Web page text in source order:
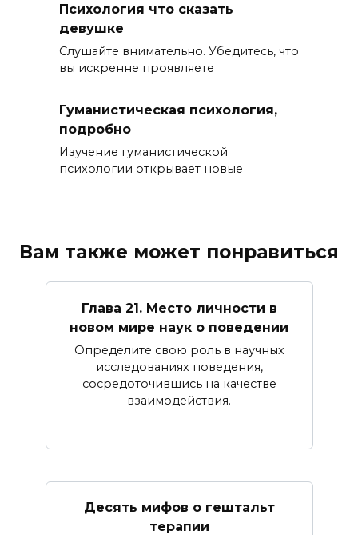
Психология что сказать
девушке
Слушайте внимательно. Убедитесь, что
вы искренне проявляете
Гуманистическая психология,
подробно
Изучение гуманистической
психологии открывает новые
Вам также может понравиться
Глава 21. Место личности в
новом мире наук о поведении
Определите свою роль в научных
исследованиях поведения,
сосредоточившись на качестве
взаимодействия.
Десять мифов о гештальт
терапии